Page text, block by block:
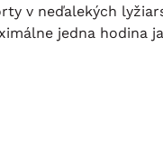
v neďalekých
jedna hodina